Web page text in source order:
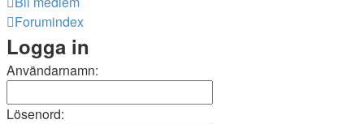
Forumindex
Logga in
Användarnamn:
Lösenord: